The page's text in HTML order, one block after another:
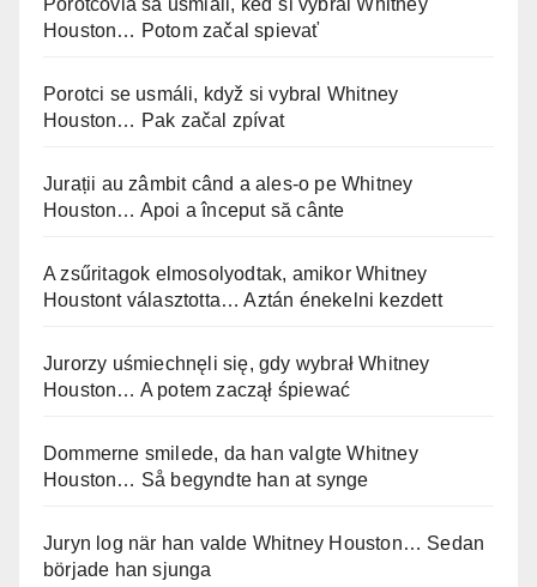
Houston… Potom začal spievať
Porotci se usmáli, když si vybral Whitney
Houston… Pak začal zpívat
Jurații au zâmbit când a ales-o pe Whitney
Houston… Apoi a început să cânte
A zsűritagok elmosolyodtak, amikor Whitney
Houstont választotta… Aztán énekelni kezdett
Jurorzy uśmiechnęli się, gdy wybrał Whitney
Houston… A potem zaczął śpiewać
Dommerne smilede, da han valgte Whitney
Houston… Så begyndte han at synge
Juryn log när han valde Whitney Houston… Sedan
började han sjunga